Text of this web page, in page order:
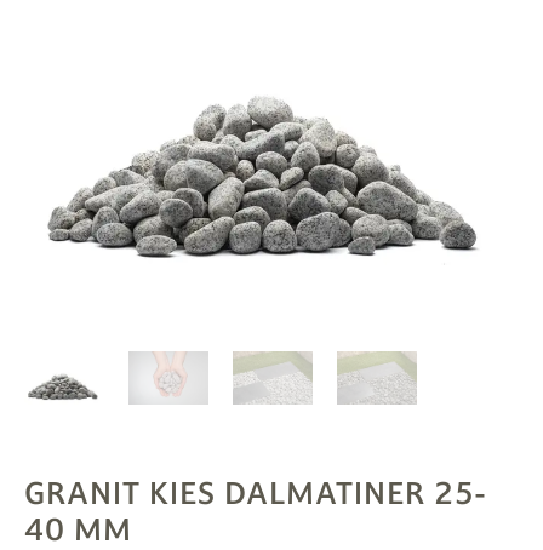
HOCHBEET
BEWÄSSERUNG
GRANIT KIES DALMATINER 25-
40 MM